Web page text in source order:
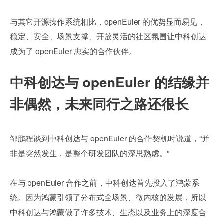
与其它开源操作系统相比，openEuler 的优势显而易见，
稳定、安全、场景支撑、开放灵活的社区氛围让中科创达
成为了 openEuler 忠实的合作伙伴。
中科创达与 openEuler 的结缘并
非偶然，未来同行之路还很长
邹鹏程谈到中科创达与 openEuler 的合作契机时说道，“并
非是突然发生，是整个研发团队的深思熟虑。”
在与 openEuler 合作之前，中科创达首先投入了鸿蒙系
统。因为鸿蒙引领了分布式全场景、微内核的发展，所以
中科创达与鸿蒙做了许多技术、生态以及业务上的深度合